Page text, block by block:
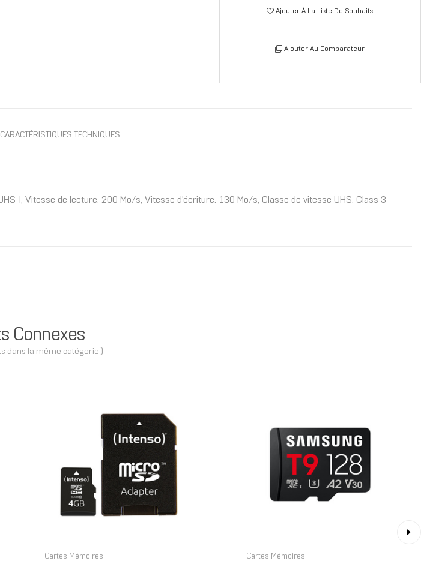
Ajouter À La Liste De Souhaits
Ajouter Au Comparateur
CARACTÉRISTIQUES TECHNIQUES
I, Vitesse de lecture: 200 Mo/s, Vitesse d'écriture: 130 Mo/s, Classe de vitesse UHS: Class 3
Connexes
dans la même catégorie )
Cartes Mémoires Cartes Mémoires